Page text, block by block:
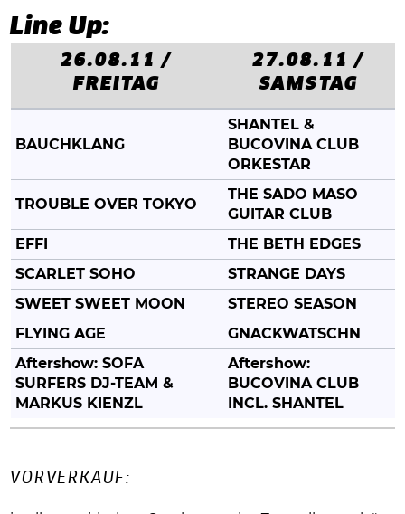
Line Up:
26.08.11 /
FREITAG
27.08.11 /
SAMSTAG
BAUCHKLANG
SHANTEL &
BUCOVINA CLUB
ORKESTAR
TROUBLE OVER TOKYO
THE SADO MASO
GUITAR CLUB
EFFI THE BETH EDGES
SCARLET SOHO STRANGE DAYS
SWEET SWEET MOON STEREO SEASON
FLYING AGE GNACKWATSCHN
Aftershow: SOFA
SURFERS DJ-TEAM &
MARKUS KIENZL
Aftershow:
BUCOVINA CLUB
INCL. SHANTEL
VORVERKAUF: